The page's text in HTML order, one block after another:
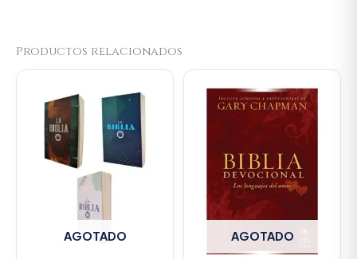
Productos relacionados
AGOTADO AGOTADO